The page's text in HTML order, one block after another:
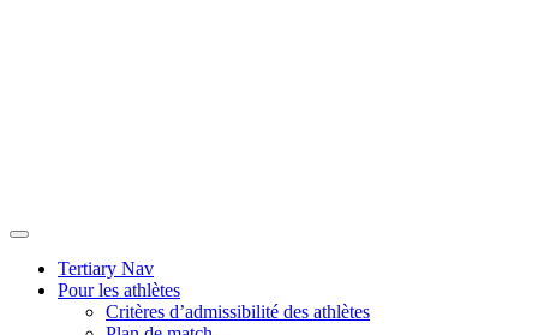
Tertiary Nav
Pour les athlètes
Critères dʼadmissibilité des athlètes